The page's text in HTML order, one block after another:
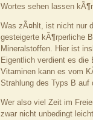
Wortes sehen lassen
Was zÃ¤hlt, ist nicht nur
gesteigerte kÃ¶rperliche
Mineralstoffen. Hier ist
Eigentlich verdient es
Vitaminen kann es vom
Strahlung des Typs B auf
Wer also viel Zeit im
zwar nicht unbedingt